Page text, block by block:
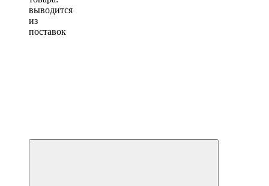
выводится
из
поставок